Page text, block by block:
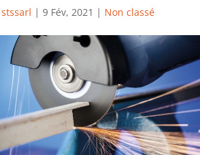
stssarl | 9 Fév, 2021 | Non classé